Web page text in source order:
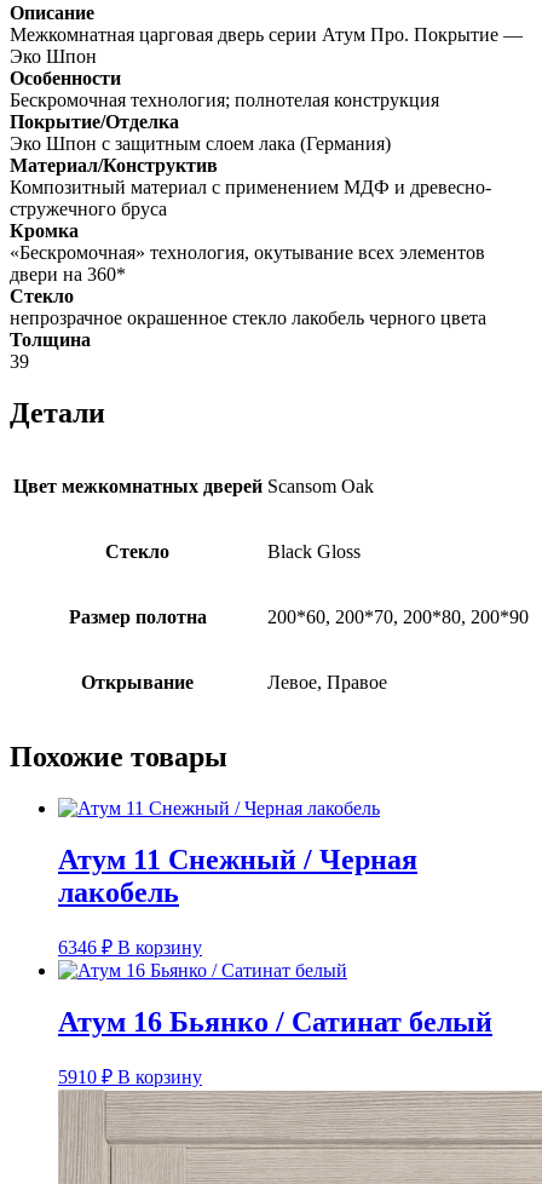
Описание
Межкомнатная царговая дверь серии Атум Про. Покрытие —
Эко Шпон
Особенности
Бескромочная технология; полнотелая конструкция
Покрытие/Отделка
Эко Шпон с защитным слоем лака (Германия)
Материал/Конструктив
Композитный материал с применением МДФ и древесно-
стружечного бруса
Кромка
«Бескромочная» технология, окутывание всех элементов
двери на 360*
Стекло
непрозрачное окрашенное стекло лакобель черного цвета
Толщина
39
Детали
Цвет межкомнатных дверей Scansom Oak
Стекло Black Gloss
Размер полотна 200*60, 200*70, 200*80, 200*90
Открывание Левое, Правое
Похожие товары
Атум 11 Снежный / Черная
лакобель
6346 ₽ В корзину
Атум 16 Бьянко / Сатинат белый
5910 ₽ В корзину